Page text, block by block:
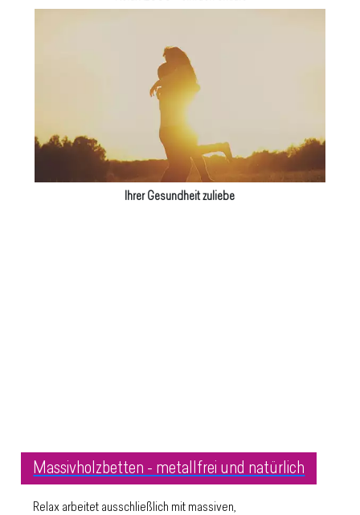
Ihrer Gesundheit zuliebe
Massivholzbetten - metallfrei und natürlich
Relax arbeitet ausschließlich mit massiven,